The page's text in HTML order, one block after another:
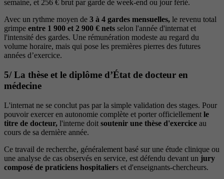
semaine, et 256 € brut par garde de week-end ou jour férié.
Avec un rythme moyen de 3 à 4 gardes mensuelles, le revenu total
grimpe entre 1 900 et 2 900 € nets selon l'année d'internat et
l'intensité des gardes. Une rémunération modeste au regard du
volume horaire, mais qui pose les premières pierres des futures
années d’exercice.
5/ La thèse et le diplôme d’État de docteur en
médecine
L'internat ne se conclut pas par la simple validation des stages. Pour
pouvoir exercer en autonomie complète et porter officiellement le
titre de docteur, l'interne doit soutenir une thèse d'exercice au
cours de sa dernière année.
Ce travail de recherche, généralement basé sur une étude clinique ou
une analyse de cas observés en service, est défendu devant un jury
composé de praticiens hospitaliers et d'enseignants-chercheurs.